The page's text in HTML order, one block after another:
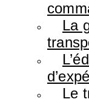
La
Le